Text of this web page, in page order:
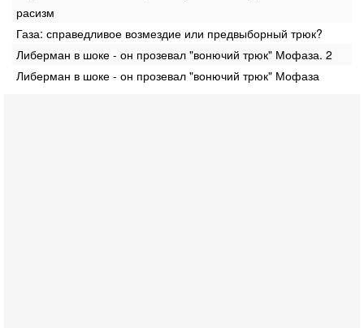
расизм
Газа: справедливое возмездие или предвыборный трюк?
Либерман в шоке - он прозевал "вонючий трюк" Мофаза. 2
Либерман в шоке - он прозевал "вонючий трюк" Мофаза